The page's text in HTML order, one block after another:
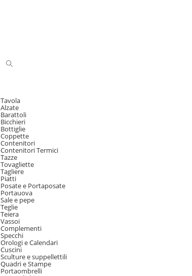
Tavola
Alzate
Barattoli
Bicchieri
Bottiglie
Coppette
Contenitori
Contenitori Termici
Tazze
Tovagliette
Tagliere
Piatti
Posate e Portaposate
Portauova
Sale e pepe
Teglie
Teiera
Vassoi
Complementi
Specchi
Orologi e Calendari
Cuscini
Sculture e suppellettili
Quadri e Stampe
Portaombrelli